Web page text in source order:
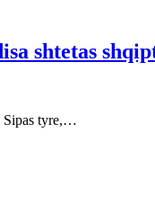
shtetas
Sipas tyre,…